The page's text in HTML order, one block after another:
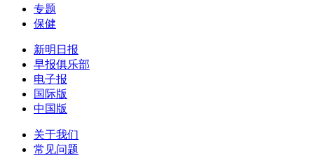
专题
保健
新明日报
早报俱乐部
电子报
国际版
中国版
关于我们
常见问题